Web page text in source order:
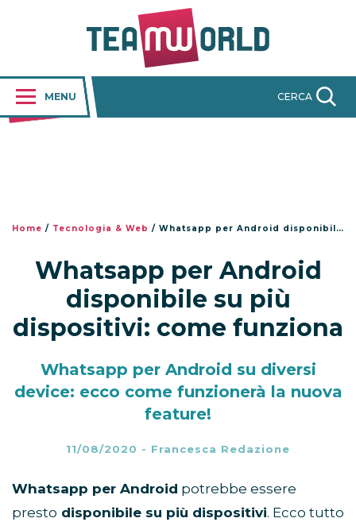
MENU CERCA
Home / Tecnologia & Web / Whatsapp per Android disponibile su più dispositivi: come funziona
Whatsapp per Android
disponibile su più
dispositivi: come funziona
Whatsapp per Android su diversi
device: ecco come funzionerà la nuova
feature!
11/08/2020 - Francesca Redazione
Whatsapp per Android potrebbe essere
presto disponibile su più dispositivi. Ecco tutto